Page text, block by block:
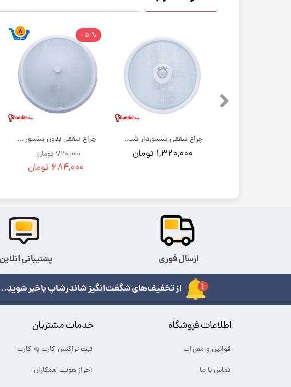
چراغ سقفی بدون سنسور شیله مدل sc890 | فروش عمده
۷۲۰,۰۰۰ تومان
۶۸۴,۰۰۰ تومان
% 5 -
چراغ سقفی سنسوردار شیله مدل sc888
۱,۳۲۰,۰۰۰ تومان
از تخفیف‌های شگفت‌انگیز شاندرشاپ باخبر
اطلاعات فروشگاه
قوانین و مقررات
تماس با ما
خدمات مشتریان
ثبت تراکنش کارت به کارت
احراز هویت همکاران
ارسال فوری پشتیبانی آنلاین